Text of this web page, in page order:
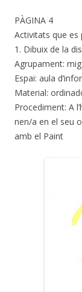
PÀGINA 4
Activitats que es
1. Dibuix de la
Agrupament:
Espai: aula
Material:
Procediment: A
nen/a en el seu
amb el Paint